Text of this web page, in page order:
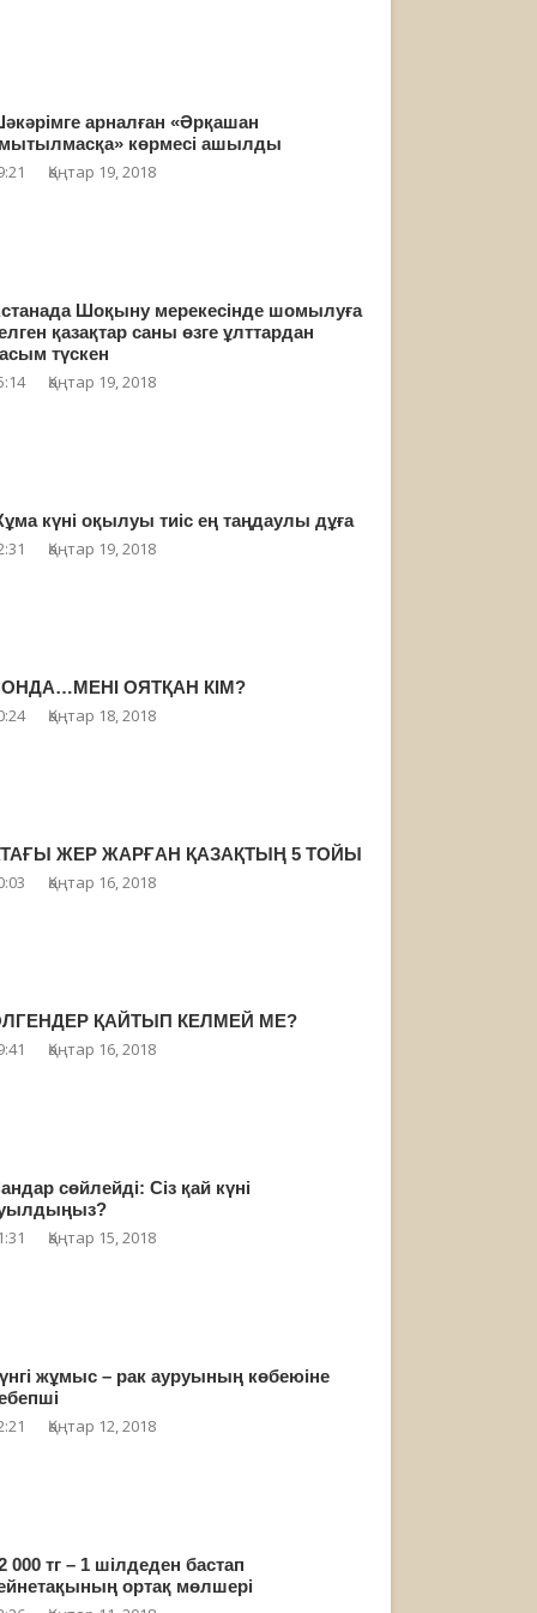
арналған «Әрқашан
көрмесі ашылды
Қаңтар 19, 2018
Шоқыну мерекесінде шомылуға
қазақтар саны өзге ұлттардан
түскен
Қаңтар 19, 2018
күні оқылуы тиіс ең таңдаулы дұға
Қаңтар 19, 2018
ОЯТҚАН КІМ?
Қаңтар 18, 2018
ЖЕР ЖАРҒАН ҚАЗАҚТЫҢ 5 ТОЙЫ
Қаңтар 16, 2018
ҚАЙТЫП КЕЛМЕЙ МЕ?
Қаңтар 16, 2018
сөйлейді: Сіз қай күні
Қаңтар 15, 2018
жұмыс – рак ауруының көбеюіне
Қаңтар 12, 2018
000 тг – 1 шілдеден бастап
ортақ мөлшері